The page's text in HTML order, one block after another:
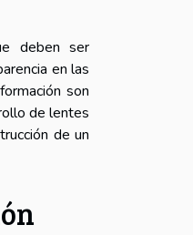
deben ser
en las
son
de lentes
de un